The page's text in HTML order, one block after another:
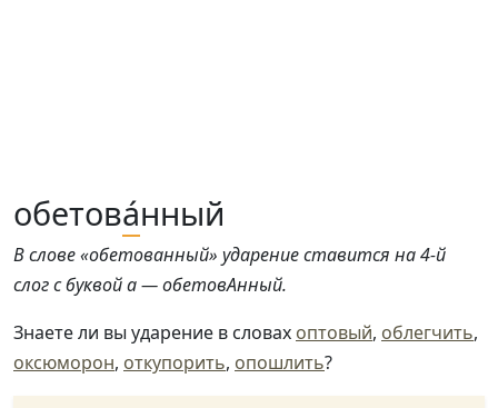
обетова́нный
В слове «обетованный» ударение ставится на 4-й
слог с буквой а — обетовАнный.
Знаете ли вы ударение в словах оптовый, облегчить,
оксюморон, откупорить, опошлить?